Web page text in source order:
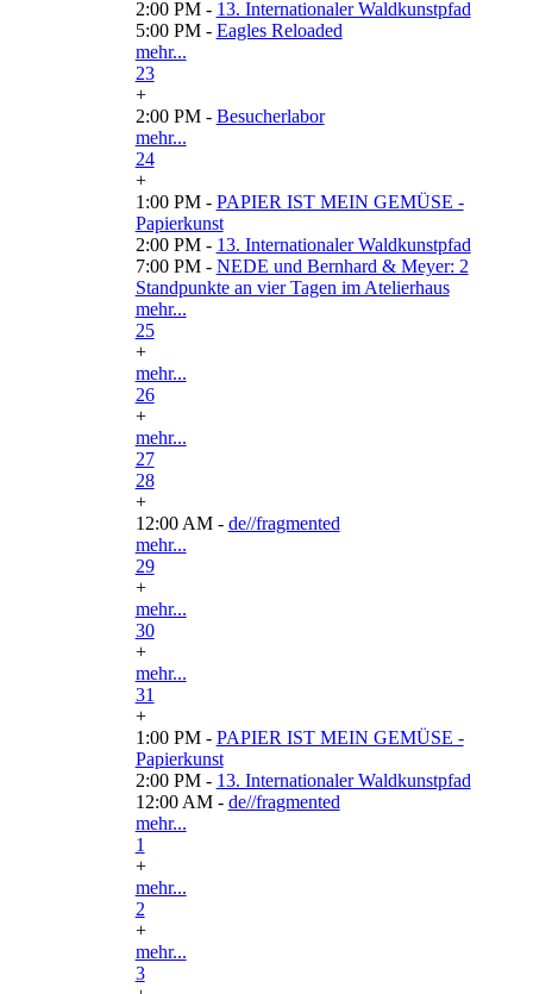
2:00 PM - 13. Internationaler Waldkunstpfad
5:00 PM - Eagles Reloaded
mehr...
23
+
2:00 PM - Besucherlabor
mehr...
24
+
1:00 PM - PAPIER IST MEIN GEMÜSE -
Papierkunst
2:00 PM - 13. Internationaler Waldkunstpfad
7:00 PM - NEDE und Bernhard & Meyer: 2
Standpunkte an vier Tagen im Atelierhaus
mehr...
25
+
mehr...
26
+
mehr...
27
28
+
12:00 AM - de//fragmented
mehr...
29
+
mehr...
30
+
mehr...
31
+
1:00 PM - PAPIER IST MEIN GEMÜSE -
Papierkunst
2:00 PM - 13. Internationaler Waldkunstpfad
12:00 AM - de//fragmented
mehr...
1
+
mehr...
2
+
mehr...
3